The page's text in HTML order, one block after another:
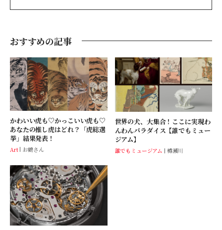
おすすめの記事
かわいい虎も♡かっこいい虎も♡
あなたの推し虎はどれ？「虎総選
挙」結果発表！
Art お鶴さん
世界の犬、大集合！ここに実現わ
んわんパラダイス【誰でもミュー
ジアム】
誰でもミュージアム 樽瀬川